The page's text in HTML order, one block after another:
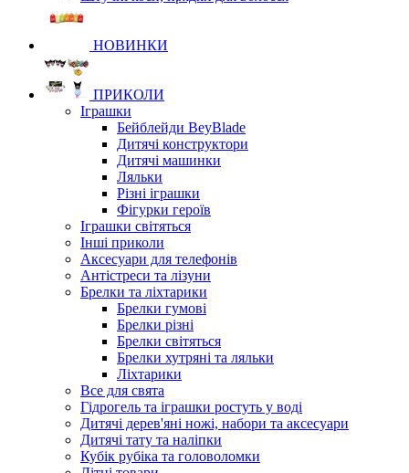
НОВИНКИ
ПРИКОЛИ
Іграшки
Бейблейди BeyBlade
Дитячі конструктори
Дитячі машинки
Ляльки
Різні іграшки
Фігурки героїв
Іграшки світяться
Інші приколи
Аксесуари для телефонів
Антістреси та лізуни
Брелки та ліхтарики
Брелки гумові
Брелки різні
Брелки світяться
Брелки хутряні та ляльки
Ліхтарики
Все для свята
Гідрогель та іграшки ростуть у воді
Дитячі дерев'яні ножі, набори та аксесуари
Дитячі тату та наліпки
Кубік рубіка та головоломки